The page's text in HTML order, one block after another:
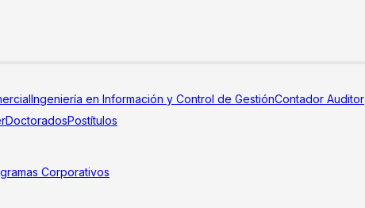
Ingeniería en Información y Control de GestiónContador Auditor
DoctoradosPostítulos
Corporativos